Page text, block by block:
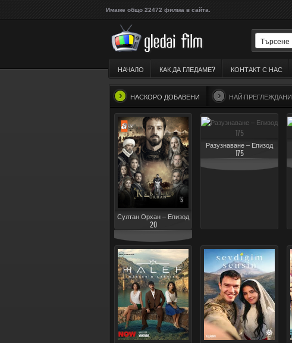
Имаме общо 22472 филма в сайта.
НАЧАЛО КАК ДА ГЛЕДАМЕ? КОНТАКТ С НАС
НАСКОРО ДОБАВЕНИ НАЙ-ПРЕГЛЕЖДАНИ
Султан Орхан – Епизод
20
Разузнаване – Епизод
175